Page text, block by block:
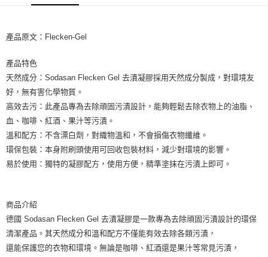
全家取貨付款
每筆NT$80，滿NT$999(含以上)免運費
全家純取貨 (先付款
每筆NT$80，滿NT$999(含以上)免運費
7-11取貨付款
每筆NT$80，滿NT$999(含以上)免運費
7-11純取貨 (先付款
每筆NT$100，滿NT$999(含以上)免運費
離島宅配（澎湖、金門、馬祖、小琉球）
每筆NT$250，滿NT$3,000(含以上)免運費
產品原文：Flecken-Gel
產品特色
天然成分：Sodasan Flecken Gel 去漬凝膠採用天然成分製成，對環境友
好，無有害化學物質。
高效去污：此產品專為去除頑固污漬設計，能夠輕鬆去除衣物上的油脂、
血、咖啡、紅酒、果汁等污漬。
溫和配方：不含漂白劑，對織物溫和，不會損傷衣物纖維。
環保包裝：本身附刷頭使用可回收包裝材料，減少對環境的影響。
易於使用：獨特的凝膠配方，使用方便，精準塗抹在污漬上即可。
商品介紹
德國 Sodasan Flecken Gel 去漬凝膠是一款專為去除頑固污漬設計的環保
清潔產品。其天然成分和溫和配方不僅能有效去除各類污漬，
還能保護您的衣物和環境。無論是咖啡、紅酒還是果汁等常見污漬，